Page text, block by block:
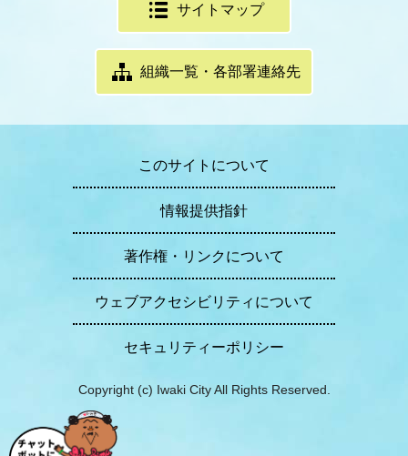
サイトマップ
組織一覧・各部署連絡先
このサイトについて
情報提供指針
著作権・リンクについて
ウェブアクセシビリティについて
セキュリティーポリシー
Copyright (c) Iwaki City All Rights Reserved.